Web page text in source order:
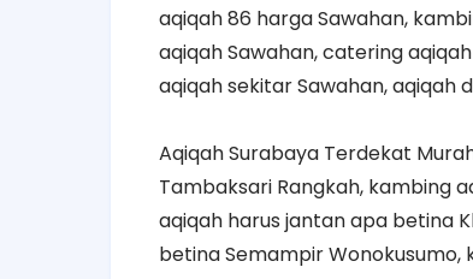
aqiqah 86 harga Sawahan,
aqiqah Sawahan, catering
aqiqah sekitar Sawahan, aqiqah
Aqiqah Surabaya Terdekat
Tambaksari Rangkah, kambing
aqiqah harus jantan apa betina
betina Semampir